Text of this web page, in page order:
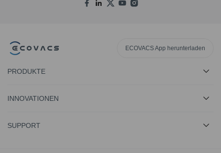
ECOVACS App herunterladen
PRODUKTE
INNOVATIONEN
SUPPORT